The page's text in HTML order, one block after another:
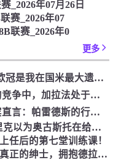
_2026年07月26日
赛_2026年07
联赛_2026年0
更多
【球迷看点】达米安：两度错失欧冠是我在国米最大遗憾，不退役我
[足球]罗马诺：在签约本纳塞尔的竞争中，加拉法处于领先地位
【体育头条】认同吗？ESPN嘉宾直言：帕雷德斯的行为无法容忍
【视频】原来你是这样的人！恩里克以为奥古斯托在给自己拍照，但
任后的第七堂训练课！
[值得一看]科贝电台记者赞斯帅：真正的绅士，拥抱德拉富恩特+